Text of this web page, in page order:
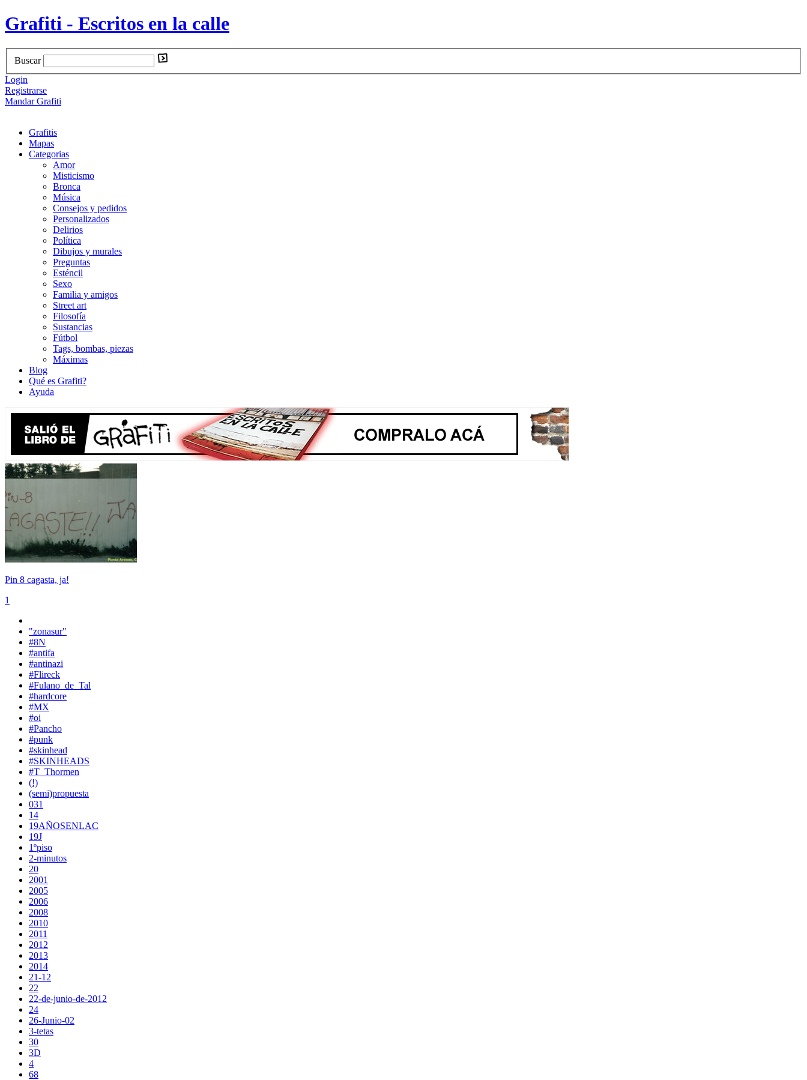
Grafiti - Escritos en la calle
Buscar
Login
Registrarse
Mandar Grafiti
Grafitis
Mapas
Categorias
Amor
Misticismo
Bronca
Música
Consejos y pedidos
Personalizados
Delirios
Política
Dibujos y murales
Preguntas
Esténcil
Sexo
Familia y amigos
Street art
Filosofía
Sustancias
Fútbol
Tags, bombas, piezas
Máximas
Blog
Qué es Grafiti?
Ayuda
Pin 8 cagasta, ja!
1
"zonasur"
#8N
#antifa
#antinazi
#Flireck
#Fulano_de_Tal
#hardcore
#MX
#oi
#Pancho
#punk
#skinhead
#SKINHEADS
#T_Thormen
(!)
(semi)propuesta
031
14
19AÑOSENLAC
19J
1ºpiso
2-minutos
20
2001
2005
2006
2008
2010
2011
2012
2013
2014
21-12
22
22-de-junio-de-2012
24
26-Junio-02
3-tetas
30
3D
4
68